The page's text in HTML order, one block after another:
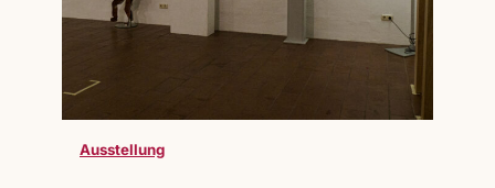
Ausstellung